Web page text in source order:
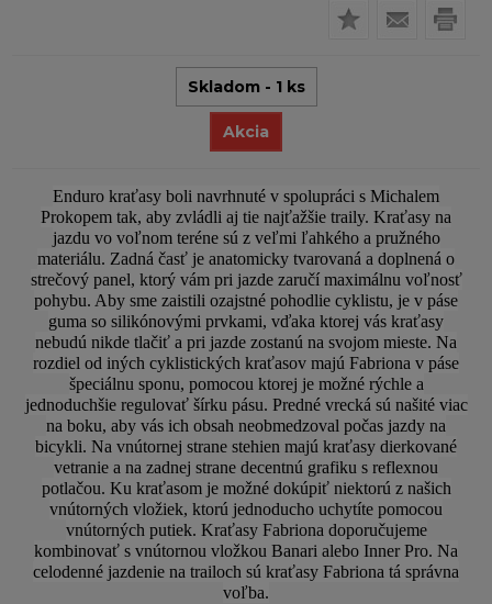
Skladom - 1 ks
Akcia
Enduro kraťasy boli navrhnuté v spolupráci s Michalem
Prokopem tak, aby zvládli aj tie najťažšie traily. Kraťasy na
jazdu vo voľnom teréne sú z veľmi ľahkého a pružného
materiálu. Zadná časť je anatomicky tvarovaná a doplnená o
strečový panel, ktorý vám pri jazde zaručí maximálnu voľnosť
pohybu. Aby sme zaistili ozajstné pohodlie cyklistu, je v páse
guma so silikónovými prvkami, vďaka ktorej vás kraťasy
nebudú nikde tlačiť a pri jazde zostanú na svojom mieste. Na
rozdiel od iných cyklistických kraťasov majú Fabriona v páse
špeciálnu sponu, pomocou ktorej je možné rýchle a
jednoduchšie regulovať šírku pásu. Predné vrecká sú našité viac
na boku, aby vás ich obsah neobmedzoval počas jazdy na
bicykli. Na vnútornej strane stehien majú kraťasy dierkované
vetranie a na zadnej strane decentnú grafiku s reflexnou
potlačou. Ku kraťasom je možné dokúpiť niektorú z našich
vnútorných vložiek, ktorú jednoducho uchytíte pomocou
vnútorných putiek. Kraťasy Fabriona doporučujeme
kombinovať s vnútornou vložkou Banari alebo Inner Pro. Na
celodenné jazdenie na trailoch sú kraťasy Fabriona tá správna
voľba.